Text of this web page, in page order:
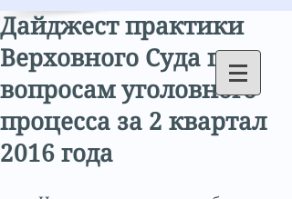
Дайджест практики
Верховного Суда по
вопросам уголовного
процесса за 2 квартал
2016 года